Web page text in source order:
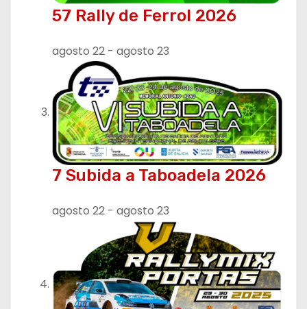
57 Rally de Ferrol 2026
agosto 22 - agosto 23
7 Subida a Taboadela 2026
agosto 22 - agosto 23